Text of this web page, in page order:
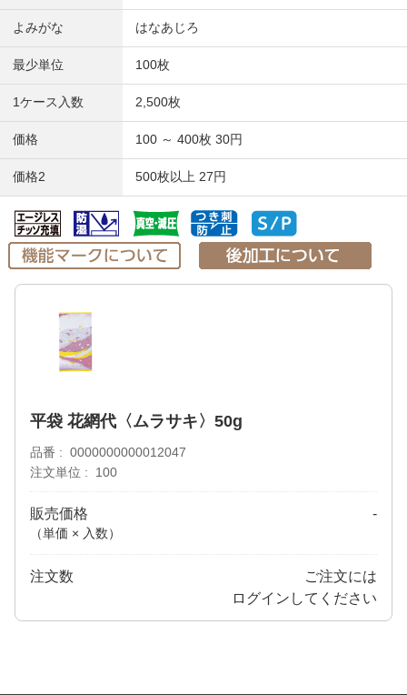
よみがな はなあじろ
最少単位 100枚
1ケース入数 2,500枚
価格 100 ～ 400枚 30円
価格2 500枚以上 27円
平袋 花網代〈ムラサキ〉50g
品番
0000000000012047
注文単位
100
販売価格
（単価 × 入数）
-
注文数
ご注文には
ログイン してください